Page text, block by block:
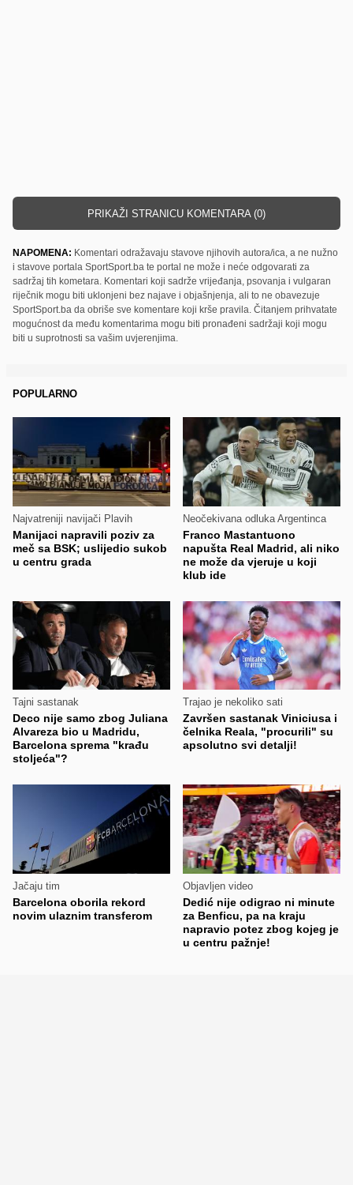
PRIKAŽI STRANICU KOMENTARA (0)
NAPOMENA: Komentari odražavaju stavove njihovih autora/ica, a ne nužno
i stavove portala SportSport.ba te portal ne može i neće odgovarati za
sadržaj tih kometara. Komentari koji sadrže vrijeđanja, psovanja i vulgaran
riječnik mogu biti uklonjeni bez najave i objašnjenja, ali to ne obavezuje
SportSport.ba da obriše sve komentare koji krše pravila. Čitanjem prihvatate
mogućnost da među komentarima mogu biti pronađeni sadržaji koji mogu
biti u suprotnosti sa vašim uvjerenjima.
POPULARNO
Najvatreniji navijači Plavih
Manijaci napravili poziv za
meč sa BSK; uslijedio sukob
u centru grada
Neočekivana odluka Argentinca
Franco Mastantuono
napušta Real Madrid, ali niko
ne može da vjeruje u koji
klub ide
Tajni sastanak
Deco nije samo zbog Juliana
Alvareza bio u Madridu,
Barcelona sprema "krađu
stoljeća"?
Trajao je nekoliko sati
Završen sastanak Viniciusa i
čelnika Reala, "procurili" su
apsolutno svi detalji!
Jačaju tim
Barcelona oborila rekord
novim ulaznim transferom
Objavljen video
Dedić nije odigrao ni minute
za Benficu, pa na kraju
napravio potez zbog kojeg je
u centru pažnje!